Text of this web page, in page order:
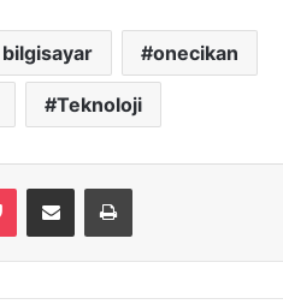
onecikan
Teknoloji
Pocket E-Posta ile paylaş Yazdır